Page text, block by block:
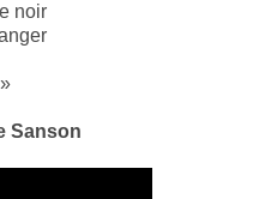
noir
Sanson